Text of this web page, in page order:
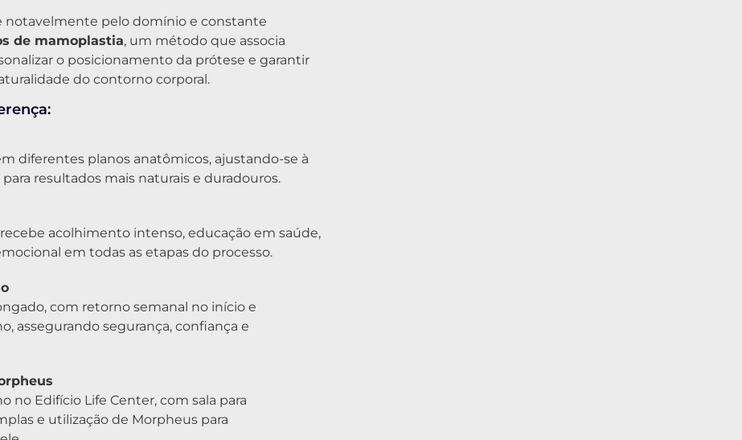
notavelmente pelo domínio e constante
de mamoplastia, um método que associa
o posicionamento da prótese e garantir
do contorno corporal.
diferentes planos anatômicos, ajustando-se à
resultados mais naturais e duradouros.
acolhimento intenso, educação em saúde,
em todas as etapas do processo.
com retorno semanal no início e
assegurando segurança, confiança e
Edifício Life Center, com sala para
e utilização de Morpheus para